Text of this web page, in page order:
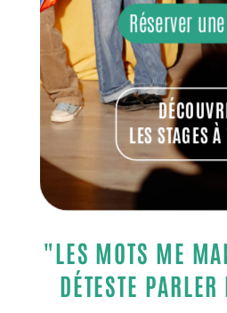
Réserver
LES STAGES
"LES MOTS ME
DÉTESTE